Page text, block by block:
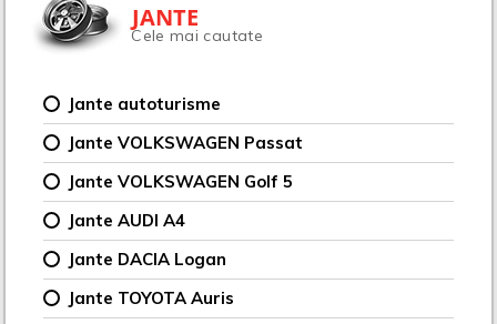
JANTE
Cele mai cautate
Jante autoturisme
Jante VOLKSWAGEN Passat
Jante VOLKSWAGEN Golf 5
Jante AUDI A4
Jante DACIA Logan
Jante TOYOTA Auris